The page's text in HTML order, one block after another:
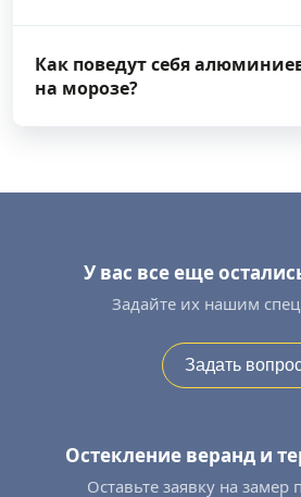
Как поведут себя
на морозе?
У вас все еще
Задайте их нашим
Задать
Остекление веранд и
Оставьте заявку на замер